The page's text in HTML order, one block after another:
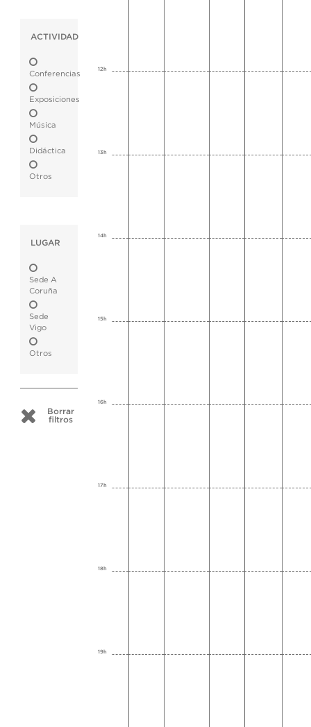
ACTIVIDAD
Conferencias
Exposiciones
Música
Didáctica
Otros
LUGAR
Sede A
Coruña
Sede
Vigo
Otros
Borrar
filtros
12h
13h
14h
15h
16h
17h
18h
19h